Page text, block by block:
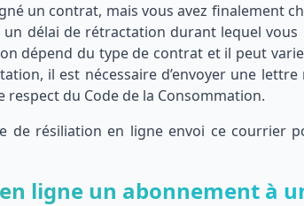
un contrat, mais vous avez finalement
délai de rétractation durant lequel
dépend du type de contrat et il peut
il est nécessaire d’envoyer une
respect du Code de la Consommation.
de résiliation en ligne envoi ce courrier
ligne un abonnement à